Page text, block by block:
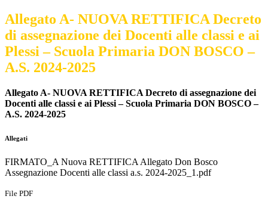
Allegato A- NUOVA RETTIFICA Decreto
di assegnazione dei Docenti alle classi e ai
Plessi – Scuola Primaria DON BOSCO –
A.S. 2024-2025
Allegato A- NUOVA RETTIFICA Decreto di assegnazione dei
Docenti alle classi e ai Plessi – Scuola Primaria DON BOSCO –
A.S. 2024-2025
Allegati
FIRMATO_A Nuova RETTIFICA Allegato Don Bosco
Assegnazione Docenti alle classi a.s. 2024-2025_1.pdf
File PDF